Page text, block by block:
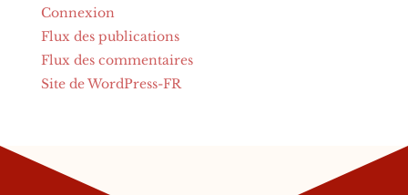
Connexion
Flux des publications
Flux des commentaires
Site de WordPress-FR